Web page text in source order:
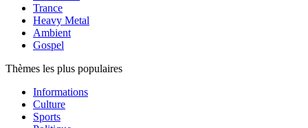
Trance
Heavy Metal
Ambient
Gospel
Thèmes les plus populaires
Informations
Culture
Sports